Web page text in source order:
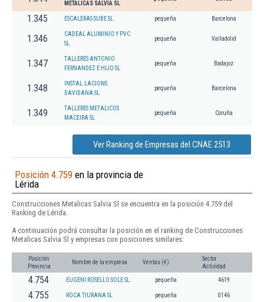
METALICAS SALVIA SL
1.345 ESCALERAS SUBE SL. pequeña Barcelona
1.346
CADEAL ALUMINIO Y PVC
SL.
pequeña Valladolid
1.347
TALLERES ANTONIO
FERNANDEZ E HIJO SL
pequeña Badajoz
1.348
INSTAL.LACIONS
DAVIDANA SL
pequeña Barcelona
1.349
TALLERES METALICOS
MACEIRA SL
pequeña Coruña
Ver Ranking de Empresas del CNAE 2513
Posición 4.759 en la provincia de
Lérida
Construcciones Metalicas Salvia Sl se encuentra en la posición 4.759 del
Ranking de Lérida.
A continuación podrá consultar la posición en el ranking de Construcciones
Metalicas Salvia Sl y empresas con posiciones similares:
Posición
Provincia
Nombre de la empresa Ventas (€)
Sector
Actividad
4.754 EUGENI ROSELLO SOLE SL. pequeña 4619
4.755 ROCA TIURANA SL pequeña 0146